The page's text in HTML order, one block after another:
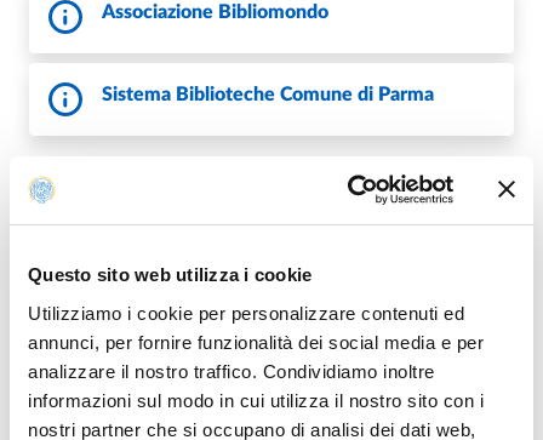
Questo sito web utilizza i cookie
Utilizziamo i cookie per personalizzare contenuti ed
annunci, per fornire funzionalità dei social media e per
analizzare il nostro traffico. Condividiamo inoltre
informazioni sul modo in cui utilizza il nostro sito con i
nostri partner che si occupano di analisi dei dati web,
Associazione Bibliomondo
Sistema Biblioteche Comune di Parma
FROMMONDAY 13 MAY 2024
TOSATURDAY 18 MAY 2024